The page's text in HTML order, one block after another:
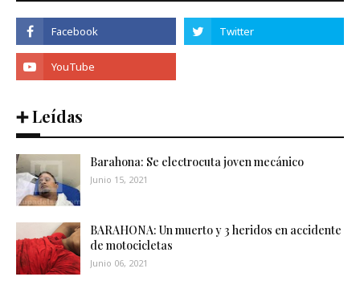
➕ Leídas
Barahona: Se electrocuta joven mecánico
Junio 15, 2021
BARAHONA: Un muerto y 3 heridos en accidente
de motocicletas
Junio 06, 2021